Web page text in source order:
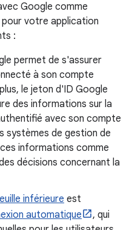
Google comme
votre application
:
permet de s'assurer
à son compte
le jeton d'ID Google
des informations sur la
avec son compte
systèmes de gestion de
informations comme
décisions concernant la
inférieure est
automatique
, qui